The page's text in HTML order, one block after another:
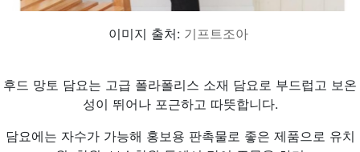
이미지 출처: 기프트조아
후드 망토 담요는 고급 폴라폴리스 소재 담요로 부드럽고 보온
성이 뛰어나 포근하고 따뜻합니다.
담요에는 자수가 가능해 홍보용 판촉물로 좋은 제품으로 유치